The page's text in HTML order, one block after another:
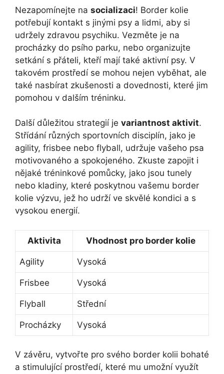
Nezapomínejte na socializaci! Border kolie
potřebují kontakt s jinými psy a lidmi, aby si
udržely zdravou psychiku. Vezměte je na
procházky do psího parku, nebo organizujte
setkání s přáteli, kteří mají také aktivní psy. V
takovém prostředí se mohou nejen vyběhat, ale
také nasbírat zkušenosti a dovednosti, které jim
pomohou v dalším tréninku.
Další důležitou strategií je variantnost aktivit.
Střídání různých sportovních disciplín, jako je
agility, frisbee nebo flyball, udržuje vašeho psa
motivovaného a spokojeného. Zkuste zapojit i
nějaké tréninkové pomůcky, jako jsou tunely
nebo kladiny, které poskytnou vašemu border
kolie výzvu, jež ho udrží ve skvělé kondici a s
vysokou energií.
Aktivita Vhodnost pro border kolie
Agility Vysoká
Frisbee Vysoká
Flyball Střední
Procházky Vysoká
V závěru, vytvořte pro svého border kolii bohaté
a stimulující prostředí, které mu umožní využít